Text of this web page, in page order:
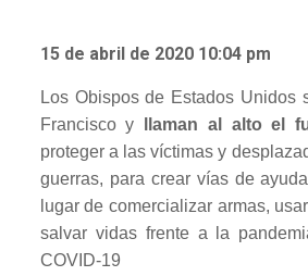
15 de abril de 2020 10:04 pm
Los Obispos de Estados Unidos
Francisco y
llaman al alto el
proteger a las víctimas y
guerras, para crear vías de
lugar de comercializar armas,
salvar vidas frente a la
COVID-19